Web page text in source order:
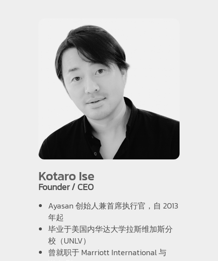
Kotaro Ise
Founder / CEO
Ayasan 创始人兼首席执行官，自 2013
年起
毕业于美国内华达大学拉斯维加斯分
校（UNLV）
曾就职于 Marriott International 与